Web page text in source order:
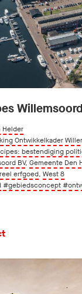
Helder
Ontwikkelkader
bestendiging
BV, Gemeente Den
erfgoed, West 8
#gebiedsconcept